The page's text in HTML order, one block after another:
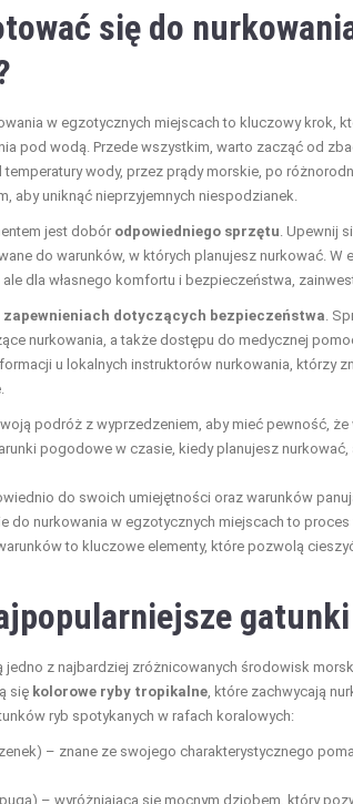
się do
w egzotycznych miejscach to kluczowy krok,
pod wodą. Przede wszystkim, warto zacząć od
wody, przez prądy morskie, po
aby uniknąć nieprzyjemnych niespodzianek.
jest dobór odpowiedniego sprzętu . Upewnij
do warunków, w których planujesz nurkować.
dla własnego komfortu i bezpieczeństwa,
zapewnieniach dotyczących bezpieczeństwa .
nurkowania, a także dostępu do medycznej
u lokalnych instruktorów nurkowania, którzy
podróż z wyprzedzeniem, aby mieć pewność,
pogodowe w czasie, kiedy planujesz
do swoich umiejętności oraz warunków
do nurkowania w egzotycznych miejscach to
to kluczowe elementy, które pozwolą
jedno z najbardziej zróżnicowanych środowisk
się kolorowe ryby tropikalne , które zachwycają
ryb spotykanych w rafach koralowych:
– znane ze swojego charakterystycznego
– wyróżniająca się mocnym dziobem, który